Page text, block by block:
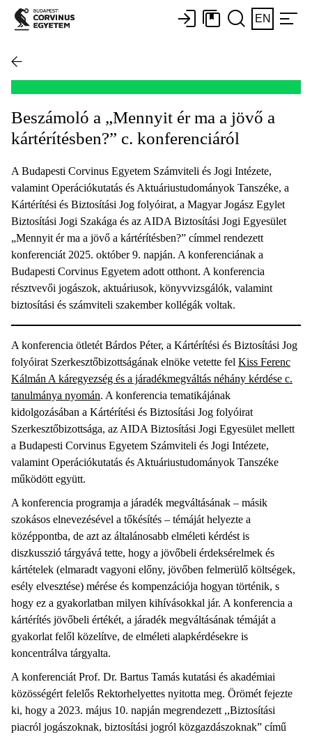
EN
Beszámoló a „Mennyit ér ma a jövő a
kártérítésben?” c. konferenciáról
A Budapesti Corvinus Egyetem Számviteli és Jogi Intézete,
valamint Operációkutatás és Aktuáriustudományok Tanszéke, a
Kártérítési és Biztosítási Jog folyóirat, a Magyar Jogász Egylet
Biztosítási Jogi Szakága és az AIDA Biztosítási Jogi Egyesület
„Mennyit ér ma a jövő a kártérítésben?” címmel rendezett
konferenciát 2025. október 9. napján. A konferenciának a
Budapesti Corvinus Egyetem adott otthont. A konferencia
résztvevői jogászok, aktuáriusok, könyvvizsgálók, valamint
biztosítási és számviteli szakember kollégák voltak.
A konferencia ötletét Bárdos Péter, a Kártérítési és Biztosítási Jog
folyóirat Szerkesztőbizottságának elnöke vetette fel Kiss Ferenc
Kálmán A káregyezség és a járadékmegváltás néhány kérdése c.
tanulmánya nyomán. A konferencia tematikájának
kidolgozásában a Kártérítési és Biztosítási Jog folyóirat
Szerkesztőbizottsága, az AIDA Biztosítási Jogi Egyesület mellett
a Budapesti Corvinus Egyetem Számviteli és Jogi Intézete,
valamint Operációkutatás és Aktuáriustudományok Tanszéke
működött együtt.
A konferencia programja a járadék megváltásának – másik
szokásos elnevezésével a tőkésítés – témáját helyezte a
középpontba, de azt az általánosabb elméleti kérdést is
diszkusszió tárgyává tette, hogy a jövőbeli érdeksérelmek és
kártételek (elmaradt vagyoni előny, jövőben felmerülő költségek,
esély elvesztése) mérése és kompenzációja hogyan történik, s
hogy ez a gyakorlatban milyen kihívásokkal jár. A konferencia a
kártérítés jövőbeli értékét, a járadék megváltásának témáját a
gyakorlat felől közelítve, de elméleti alapkérdésekre is
koncentrálva tárgyalta.
A konferenciát Prof. Dr. Bartus Tamás kutatási és akadémiai
közösségért felelős Rektorhelyettes nyitotta meg. Örömét fejezte
ki, hogy a 2023. május 10. napján megrendezett ,,Biztosítási
piacról jogászoknak, biztosítási jogról közgazdászoknak” című